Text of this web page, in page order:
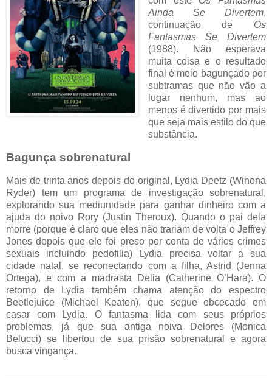
Ainda Se Divertem,
continuação de Os
Fantasmas Se Divertem
(1988). Não esperava
muita coisa e o resultado
final é meio bagunçado por
subtramas que não vão a
lugar nenhum, mas ao
menos é divertido por mais
que seja mais estilo do que
substância.
Bagunça sobrenatural
Mais de trinta anos depois do original, Lydia Deetz (Winona
Ryder) tem um programa de investigação sobrenatural,
explorando sua mediunidade para ganhar dinheiro com a
ajuda do noivo Rory (Justin Theroux). Quando o pai dela
morre (porque é claro que eles não trariam de volta o Jeffrey
Jones depois que ele foi preso por conta de vários crimes
sexuais incluindo pedofilia) Lydia precisa voltar a sua
cidade natal, se reconectando com a filha, Astrid (Jenna
Ortega), e com a madrasta Delia (Catherine O’Hara). O
retorno de Lydia também chama atenção do espectro
Beetlejuice (Michael Keaton), que segue obcecado em
casar com Lydia. O fantasma lida com seus próprios
problemas, já que sua antiga noiva Delores (Monica
Belucci) se libertou de sua prisão sobrenatural e agora
busca vingança.